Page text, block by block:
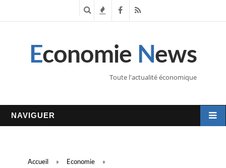
c n
F
c
R
S
Economie News
Toute l'actualité économique
NAVIGUER
Accueil » Economie »